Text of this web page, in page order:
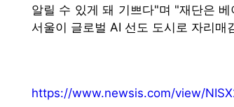
알릴 수 있게 돼 기쁘다"며 "재단은
서울이 글로벌 AI 선도 도시로 자리
https://www.newsis.com/view/